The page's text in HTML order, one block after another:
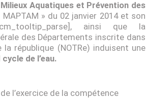
Aquatiques et Prévention des
» du 02 janvier 2014 et son
cm_tooltip_parse], ainsi que la
des Départements inscrite dans
république (NOTRe) induisent une
de l’eau.
l’exercice de la compétence